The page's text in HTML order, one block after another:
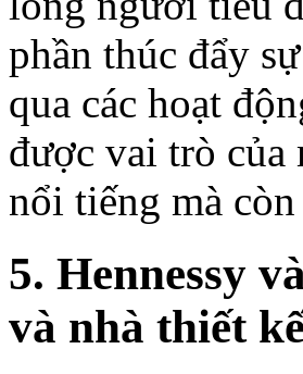
phần thúc đẩy
qua các hoạt
được vai trò
nổi tiếng mà
5. Hennessy
và nhà thiết